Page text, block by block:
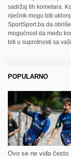
sadržaj tih kometara.
riječnik mogu biti
SportSport.ba da
mogućnost da među
biti u suprotnosti sa
POPULARNO
Ovo se ne viđa često